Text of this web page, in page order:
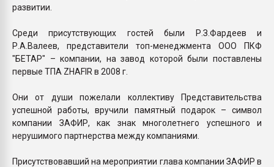
развитии.
Среди присутствующих гостей были Р.З.Фардеев и
Р.А.Валеев, представители топ-менеджмента ООО ПКФ
"БЕТАР" – компании, на завод которой были поставлены
первые ТПА ZHAFIR в 2008 г.
Они от души пожелали коллективу Представительства
успешной работы, вручили памятный подарок – символ
компании ЗАФИР, как знак многолетнего успешного и
нерушимого партнерства между компаниями.
Присутствовавший на мероприятии глава компании ЗАФИР в